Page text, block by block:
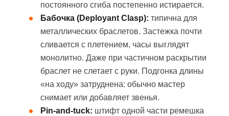
постоянного сгиба постепенно истирается.
Бабочка (Deployant Clasp): типична для
металлических браслетов. Застежка почти
сливается с плетением, часы выглядят
монолитно. Даже при частичном раскрытии
браслет не слетает с руки. Подгонка длины
«на ходу» затруднена: обычно мастер
снимает или добавляет звенья.
Pin-and-tuck: штифт одной части ремешка